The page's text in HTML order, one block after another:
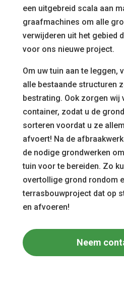
een uitgebreid scala aan
graafmachines om alle
verwijderen uit het gebied
voor ons nieuwe project.
Om uw tuin aan te leggen,
alle bestaande structuren
bestrating. Ook zorgen wij
container, zodat u de
sorteren voordat u ze
afvoert! Na de
de nodige grondwerken
tuin voor te bereiden. Zo
overtollige grond rondom
terrasbouwproject dat op
en afvoeren!
Neem